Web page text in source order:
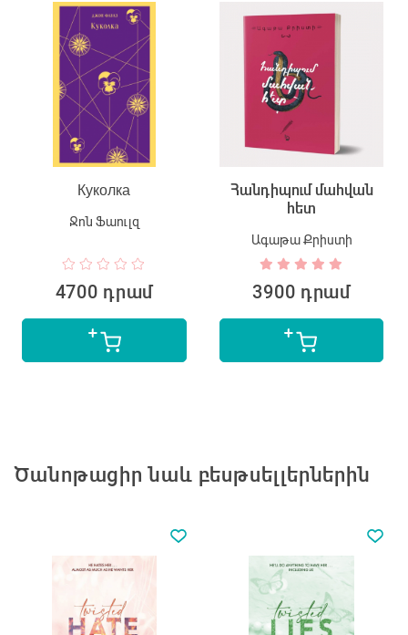
Куколка
Ջոն Ֆաուլզ
4700 դրամ
Հանդիպում մահվան
Ագաթա Քրիստի
3900 դրամ
Ծանոթացիր նաև բեսթսելլերներին